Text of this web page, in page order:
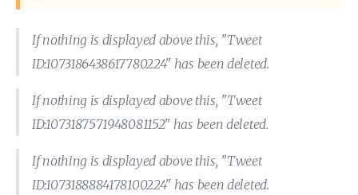
If nothing is displayed above this, "Tweet
ID:1073186438617780224" has been deleted.
If nothing is displayed above this, "Tweet
ID:1073187571948081152" has been deleted.
If nothing is displayed above this, "Tweet
ID:1073188884178100224" has been deleted.